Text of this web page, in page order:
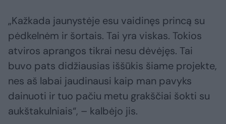
„Kažkada jaunystėje esu vaidinęs princą su
pėdkelnėm ir šortais. Tai yra viskas. Tokios
atviros aprangos tikrai nesu dėvėjęs. Tai
buvo pats didžiausias iššūkis šiame projekte,
nes aš labai jaudinausi kaip man pavyks
dainuoti ir tuo pačiu metu grakščiai šokti su
aukštakulniais“, – kalbėjo jis.